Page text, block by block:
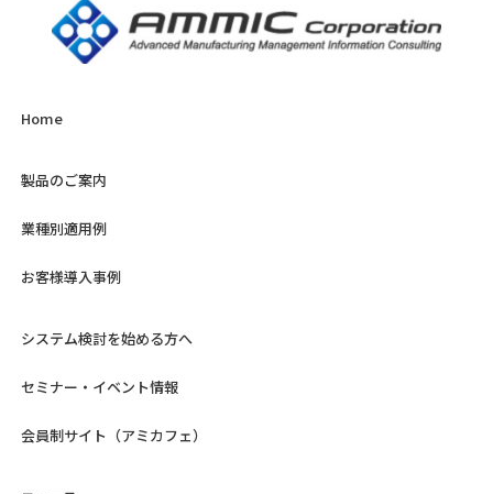
Home
製品のご案内
業種別適用例
お客様導入事例
システム検討を始める方へ
セミナー・イベント情報
会員制サイト（アミカフェ）